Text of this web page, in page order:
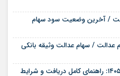
/ آخرین وضعیت سود سهام
/ سهام عدالت وثیقه بانکی
سهام دولتی نوزادان در سال ۱۴۰۵: راهنمای کامل دریافت و شرایط